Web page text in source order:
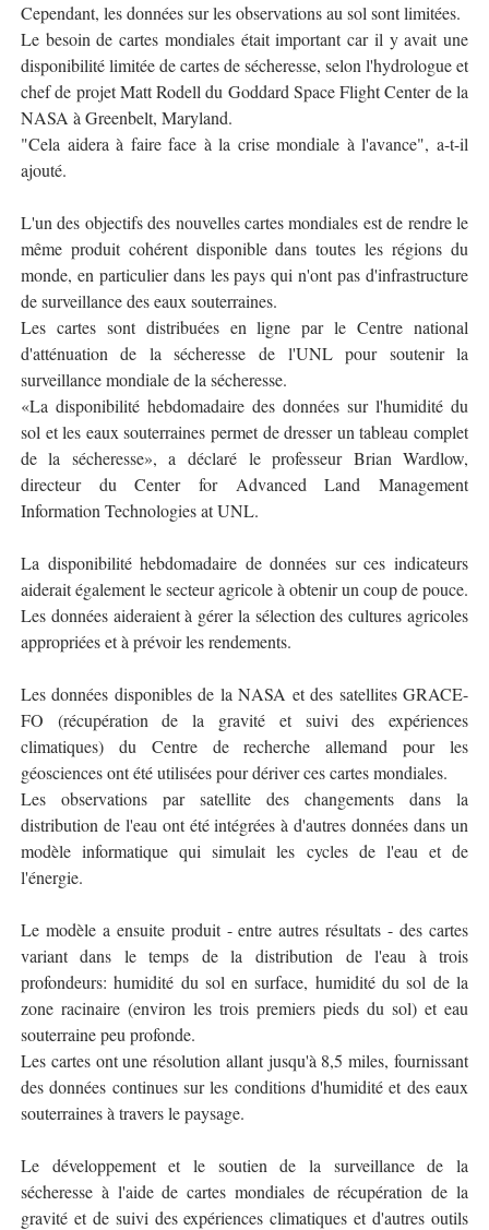
Cependant, les données sur les observations au sol sont limitées.
Le besoin de cartes mondiales était important car il y avait une
disponibilité limitée de cartes de sécheresse, selon l'hydrologue et
chef de projet Matt Rodell du Goddard Space Flight Center de la
NASA à Greenbelt, Maryland.
"Cela aidera à faire face à la crise mondiale à l'avance", a-t-il
ajouté.
L'un des objectifs des nouvelles cartes mondiales est de rendre le
même produit cohérent disponible dans toutes les régions du
monde, en particulier dans les pays qui n'ont pas d'infrastructure
de surveillance des eaux souterraines.
Les cartes sont distribuées en ligne par le Centre national
d'atténuation de la sécheresse de l'UNL pour soutenir la
surveillance mondiale de la sécheresse.
«La disponibilité hebdomadaire des données sur l'humidité du
sol et les eaux souterraines permet de dresser un tableau complet
de la sécheresse», a déclaré le professeur Brian Wardlow,
directeur du Center for Advanced Land Management
Information Technologies at UNL.
La disponibilité hebdomadaire de données sur ces indicateurs
aiderait également le secteur agricole à obtenir un coup de pouce.
Les données aideraient à gérer la sélection des cultures agricoles
appropriées et à prévoir les rendements.
Les données disponibles de la NASA et des satellites GRACE-
FO (récupération de la gravité et suivi des expériences
climatiques) du Centre de recherche allemand pour les
géosciences ont été utilisées pour dériver ces cartes mondiales.
Les observations par satellite des changements dans la
distribution de l'eau ont été intégrées à d'autres données dans un
modèle informatique qui simulait les cycles de l'eau et de
l'énergie.
Le modèle a ensuite produit - entre autres résultats - des cartes
variant dans le temps de la distribution de l'eau à trois
profondeurs: humidité du sol en surface, humidité du sol de la
zone racinaire (environ les trois premiers pieds du sol) et eau
souterraine peu profonde.
Les cartes ont une résolution allant jusqu'à 8,5 miles, fournissant
des données continues sur les conditions d'humidité et des eaux
souterraines à travers le paysage.
Le développement et le soutien de la surveillance de la
sécheresse à l'aide de cartes mondiales de récupération de la
gravité et de suivi des expériences climatiques et d'autres outils